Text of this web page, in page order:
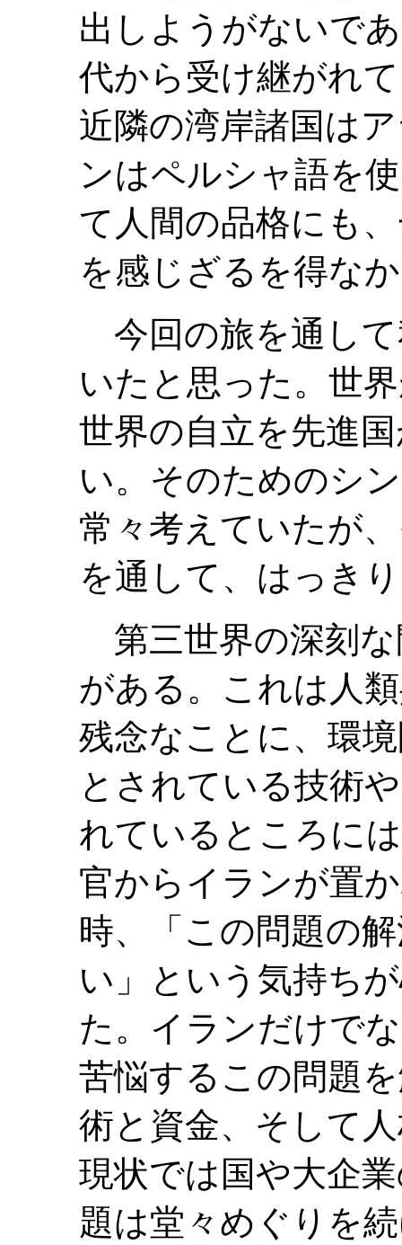
出しようがないで
代から受け継がれ
近隣の湾岸諸国は
ンはペルシャ語を
て人間の品格にも
を感じざるを得な
今回の旅を通して
いたと思った。世
世界の自立を先進
い。そのためのシ
常々考えていたが
を通して、はっき
第三世界の深刻な
がある。これは人
残念なことに、環
とされている技術
れているところに
官からイランが置
時、「この問題の
い」という気持ち
た。イランだけで
苦悩するこの問題
術と資金、そして
現状では国や大企
題は堂々めぐりを